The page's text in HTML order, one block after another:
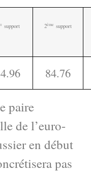
rsupport 2ème support
84.76
paire
de l’euro-
en début
pas